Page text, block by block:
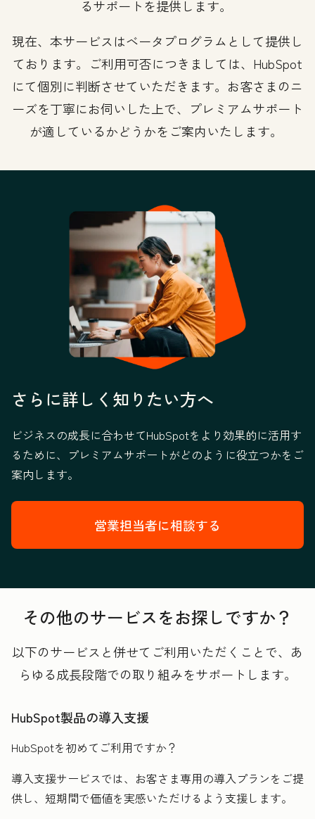
るサポートを提供します。
現在、本サービスはベータプログラムとして提供し
ております。ご利用可否につきましては、HubSpot
にて個別に判断させていただきます。お客さまのニ
ーズを丁寧にお伺いした上で、プレミアムサポート
が適しているかどうかをご案内いたします。
さらに詳しく知りたい方へ
ビジネスの成長に合わせてHubSpotをより効果的に活用す
るために、プレミアムサポートがどのように役立つかをご
案内します。
営業担当者に相談する
その他のサービスをお探しですか？
以下のサービスと併せてご利用いただくことで、あ
らゆる成長段階での取り組みをサポートします。
HubSpot製品の導入支援
HubSpotを初めてご利用ですか？
導入支援サービスでは、お客さま専用の導入プランをご提
供し、短期間で価値を実感いただけるよう支援します。